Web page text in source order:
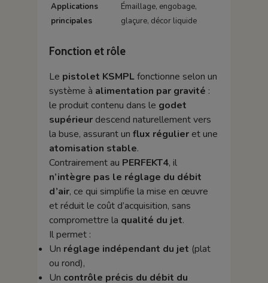
Applications
principales
Émaillage, engobage,
glaçure, décor liquide
Fonction et rôle
Le pistolet KSMPLfonctionne selon un
système à alimentation par gravité :
le produit contenu dans le godet
supérieurdescend naturellement vers
la buse, assurant un flux régulieret une
atomisation stable.
Contrairement au PERFEKT4, il
n’intègre pas le réglage du débit
d’air, ce qui simplifie la mise en œuvre
et réduit le coût d’acquisition, sans
compromettre la qualité du jet.
Il permet :
Un réglage indépendant du jet (plat
ou rond),
Un contrôle précis du débit du